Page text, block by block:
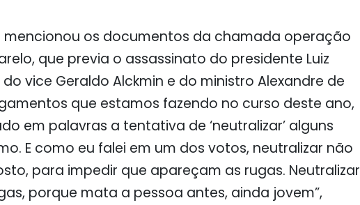
os documentos da chamada operação
que previa o assassinato do presidente Luiz
do vice Geraldo Alckmin e do ministro Alexandre de
que estamos fazendo no curso deste ano,
em palavras a tentativa de ‘neutralizar’ alguns
E como eu falei em um dos votos, neutralizar não
para impedir que apareçam as rugas. Neutralizar
porque mata a pessoa antes, ainda jovem”,